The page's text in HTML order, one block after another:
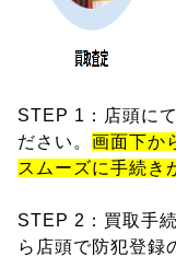
STEP 1：店頭に
ださい。 画面下か
スムーズに手続き
STEP 2：買取手
ら店頭で防犯登録